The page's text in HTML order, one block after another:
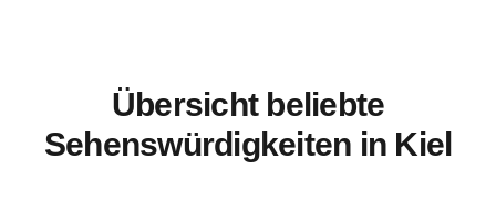
Übersicht beliebte
Sehenswürdigkeiten in Kiel